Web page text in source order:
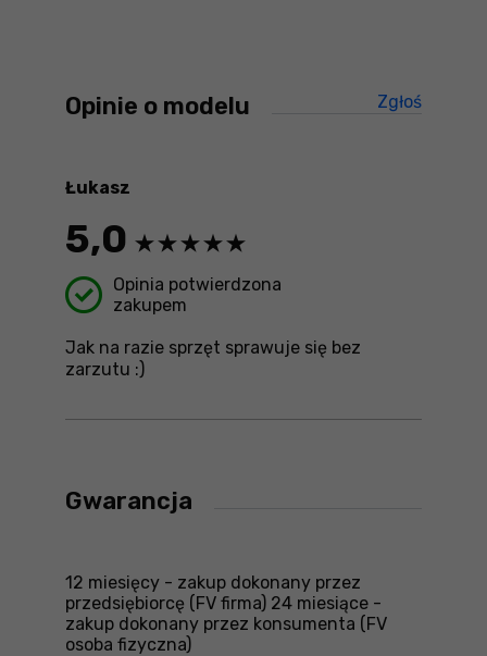
Opinie o modelu
Zgłoś
Łukasz
5,0
Opinia potwierdzona
zakupem
Jak na razie sprzęt sprawuje się bez
zarzutu :)
Gwarancja
12 miesięcy - zakup dokonany przez
przedsiębiorcę (FV firma) 24 miesiące -
zakup dokonany przez konsumenta (FV
osoba fizyczna)